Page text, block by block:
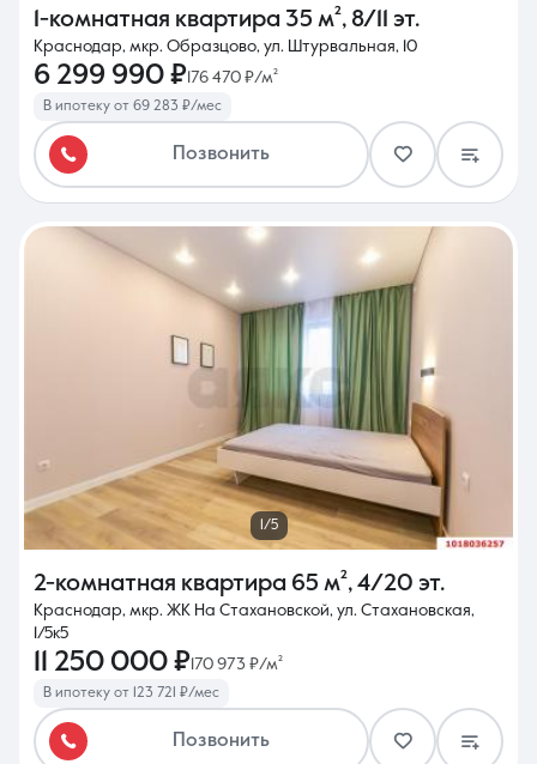
1-комнатная квартира 35 м², 8/11 эт.
Краснодар, мкр. Образцово, ул. Штурвальная, 10
6 299 990 ₽ 176 470 ₽/м²
В ипотеку от 69 283 ₽/мес
Позвонить
1/5
2-комнатная квартира 65 м², 4/20 эт.
Краснодар, мкр. ЖК На Стахановской, ул. Стахановская,
1/5к5
11 250 000 ₽170 973 ₽/м²
В ипотеку от 123 721 ₽/мес
Позвонить